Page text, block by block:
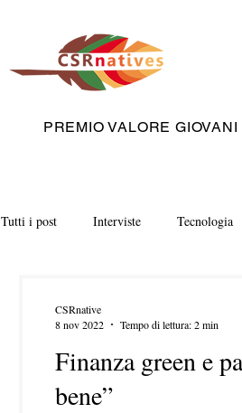
PREMIO VALORE GIOVANI
Tutti i post Interviste Tecnologia
Finanza green e
bene”
CSRnative
8 nov 2022
Tempo di lettura: 2 min